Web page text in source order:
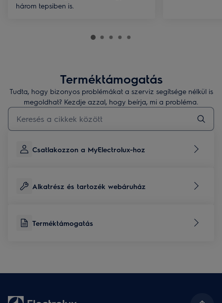
három tepsiben is.
Terméktámogatás
Tudta, hogy bizonyos problémákat a szerviz segítsége nélkül is
megoldhat? Kezdje azzal, hogy beírja, mi a probléma.
Kezdjen el gépelni a terméktámogatási cikkek kereséséhez
Csatlakozzon a MyElectrolux-hoz
Alkatrész és tartozék webáruház
Terméktámogatás